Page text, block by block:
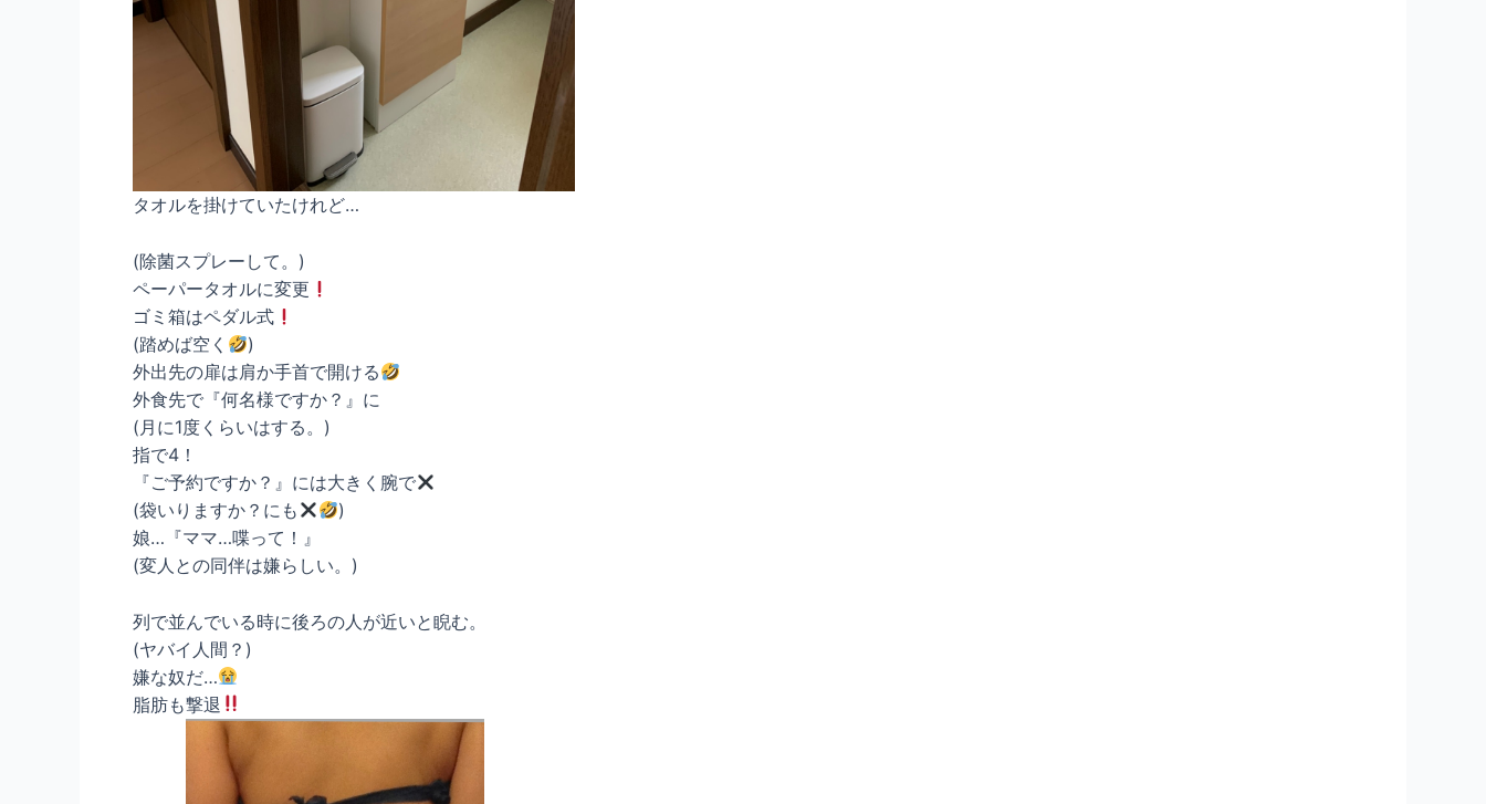
タオルを掛けていたけれど…
(除菌スプレーして。)
ペーパータオルに変更
ゴミ箱はペダル式
(踏めば空く
)
外出先の扉は肩か手首で開ける
外食先で『何名様ですか？』に
(月に1度くらいはする。)
指で4！
『ご予約ですか？』には大きく腕で
(袋いりますか？にも
)
娘…『ママ…喋って！』
(変人との同伴は嫌らしい。)
列で並んでいる時に後ろの人が近いと睨む。
(ヤバイ人間？)
嫌な奴だ…
脂肪も撃退